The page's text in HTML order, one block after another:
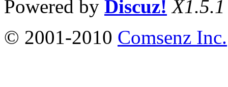
Powered by Discuz! X1.5.1
© 2001-2010 Comsenz Inc.